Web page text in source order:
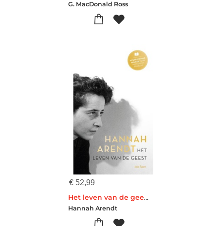
G. MacDonald Ross
€ 52,99
Het leven van de geest
Hannah Arendt